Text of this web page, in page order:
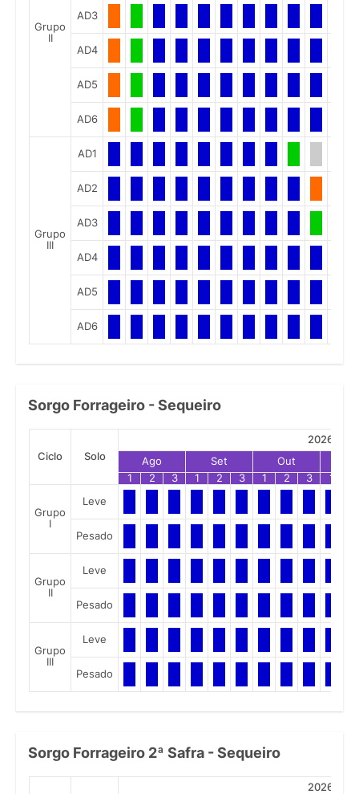
Grupo
II
AD3
AD4
AD5
AD6
Grupo
III
AD1
AD2
AD3
AD4
AD5
AD6
Sorgo Forrageiro - Sequeiro
Ciclo Solo
2026
Ago
Set Out
1
2 3 1 2 3 1 2 3 1
Grupo
I
Leve
Pesado
Grupo
II
Leve
Pesado
Grupo
III
Leve
Pesado
Sorgo Forrageiro 2ª Safra - Sequeiro
2026